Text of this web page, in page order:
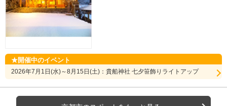
開催中のイベント
2026年7月1日(水)～8月15日(土)：貴船神社 七夕笹飾りライトアップ